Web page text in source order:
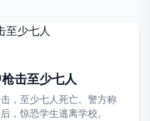
击至少七人
，至少七人死亡。警方称
，惊恐学生逃离学校。